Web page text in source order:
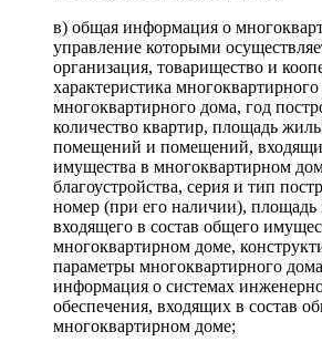
в) общая информация о
управление которыми
организация, товарищество и
характеристика
многоквартирного дома, год
количество квартир, площадь
помещений и помещений,
имущества в многоквартирном
благоустройства, серия и тип
номер (при его наличии), площадь
входящего в состав общего
многоквартирном доме,
параметры многоквартирного
информация о системах
обеспечения, входящих в состав
многоквартирном доме;